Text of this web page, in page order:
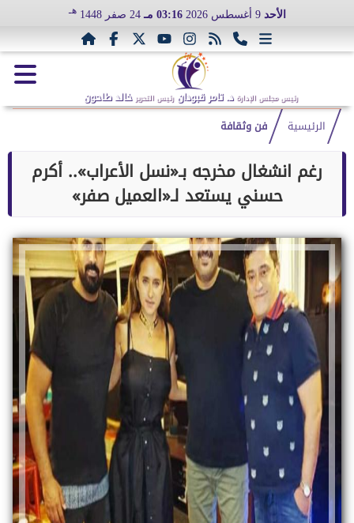
الأحد 9 أغسطس 2026 03:16 مـ 24 صفر 1448 هـ
رئيس مجلس الإدارة د. تامر قبودان رئيس التحرير خالد طاحون
الرئيسية فن وثقافة
رغم انشغال مخرجه بـ«نسل الأعراب».. أكرم
حسني يستعد لـ«العميل صفر»